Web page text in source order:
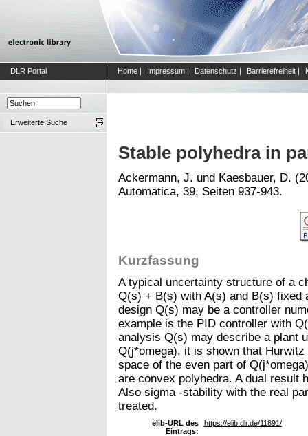
DLR Portal Home | Impressum | Datenschutz | Barrierefreiheit |
Erweiterte Suche
Stable polyhedra in
Ackermann, J. und Kaesbauer, D.
Automatica, 39, Seiten 937-943.
Kurzfassung
A typical uncertainty structure of a
Q(s) + B(s) with A(s) and B(s) fixed
design Q(s) may be a controller
example is the PID controller with
analysis Q(s) may describe a plant
Q(j*omega), it is shown that
space of the even part of
are convex polyhedra. A dual result
Also sigma -stability with the real
treated.
elib-URL des
Eintrags:
https://elib.dlr.de/11891/